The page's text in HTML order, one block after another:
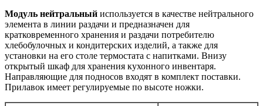
Модуль нейтральный используется в качестве нейтрального
элемента в линии раздачи и предназначен для
кратковременного хранения и раздачи потребителю
хлебобулочных и кондитерских изделий, а также для
установки на его столе термостата с напитками. Внизу
открытый шкаф для хранения кухонного инвентаря.
Направляющие для подносов входят в комплект поставки.
Прилавок имеет регулируемые по высоте ножки.